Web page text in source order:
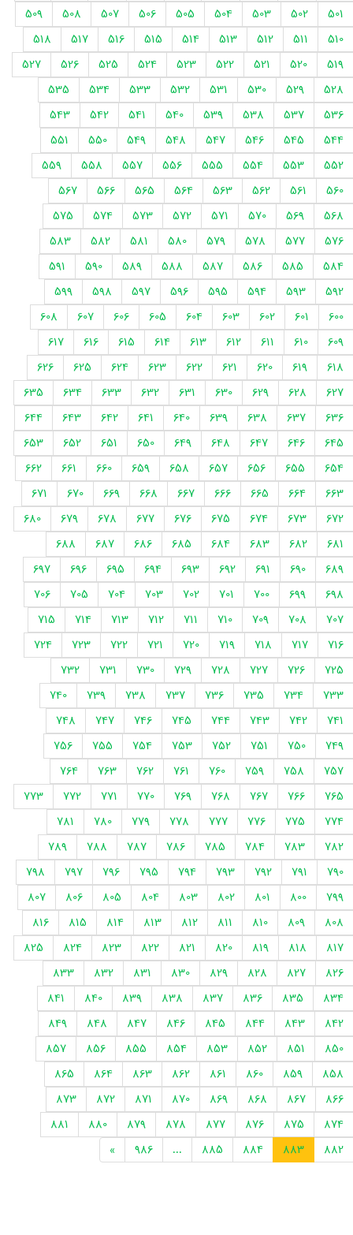
501
502
503
504
505
506
507
508
509
510
511
512
513
514
515
516
517
518
519
520
521
522
523
524
525
526
527
528
529
530
531
532
533
534
535
536
537
538
539
540
541
542
543
544
545
546
547
548
549
550
551
552
553
554
555
556
557
558
559
560
561
562
563
564
565
566
567
568
569
570
571
572
573
574
575
576
577
578
579
580
581
582
583
584
585
586
587
588
589
590
591
592
593
594
595
596
597
598
599
600
601
602
603
604
605
606
607
608
609
610
611
612
613
614
615
616
617
618
619
620
621
622
623
624
625
626
627
628
629
630
631
632
633
634
635
636
637
638
639
640
641
642
643
644
645
646
647
648
649
650
651
652
653
654
655
656
657
658
659
660
661
662
663
664
665
666
667
668
669
670
671
672
673
674
675
676
677
678
679
680
681
682
683
684
685
686
687
688
689
690
691
692
693
694
695
696
697
698
699
700
701
702
703
704
705
706
707
708
709
710
711
712
713
714
715
716
717
718
719
720
721
722
723
724
725
726
727
728
729
730
731
732
733
734
735
736
737
738
739
740
741
742
743
744
745
746
747
748
749
750
751
752
753
754
755
756
757
758
759
760
761
762
763
764
765
766
767
768
769
770
771
772
773
774
775
776
777
778
779
780
781
782
783
784
785
786
787
788
789
790
791
792
793
794
795
796
797
798
799
800
801
802
803
804
805
806
807
808
809
810
811
812
813
814
815
816
817
818
819
820
821
822
823
824
825
826
827
828
829
830
831
832
833
834
835
836
837
838
839
840
841
842
843
844
845
846
847
848
849
850
851
852
853
854
855
856
857
858
859
860
861
862
863
864
865
866
867
868
869
870
871
872
873
874
875
876
877
878
879
880
881
882
883
884
885
...
986
»